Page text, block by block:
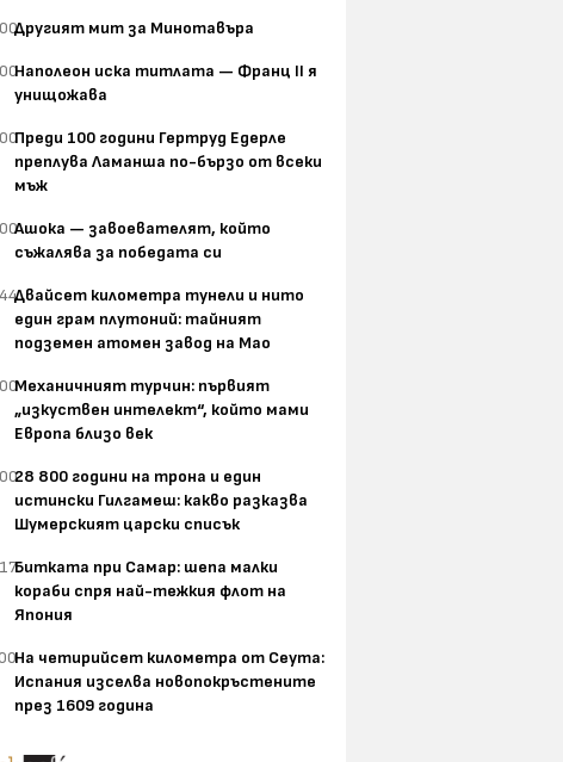
Другият мит за Минотавъра
Наполеон иска титлата — Франц II я
унищожава
Преди 100 години Гертруд Едерле
преплува Ламанша по-бързо от всеки
мъж
Ашока — завоевателят, който
съжалява за победата си
Двайсет километра тунели и нито
един грам плутоний: тайният
подземен атомен завод на Мао
Механичният турчин: първият
„изкуствен интелект“, който мами
Европа близо век
28 800 години на трона и един
истински Гилгамеш: какво разказва
Шумерският царски списък
Битката при Самар: шепа малки
кораби спря най-тежкия флот на
Япония
На четирийсет километра от Сеута:
Испания изселва новопокръстените
през 1609 година